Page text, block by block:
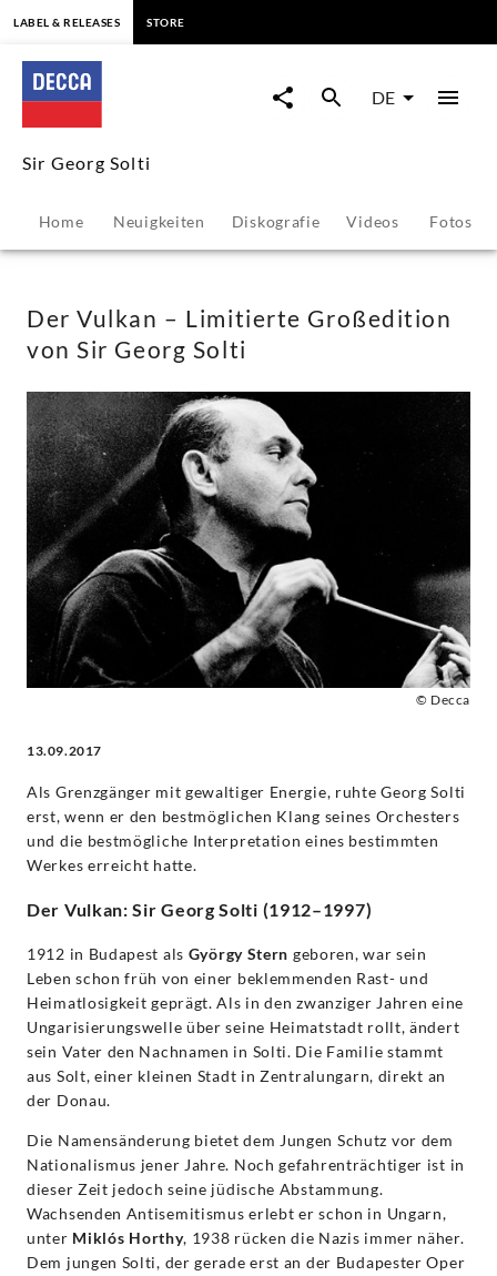
Der
Vulkan
Limitierte
Großedition
von
Sir
Georg
Solti
Sir
Georg
Solti
Decca
Classics
LABEL & RELEASES STORE
DE
Sir Georg Solti
Home Neuigkeiten Diskografie Videos Fotos
Der Vulkan – Limitierte Großedition
von Sir Georg Solti
© Decca
13.09.2017
Als Grenzgänger mit gewaltiger Energie, ruhte Georg Solti
erst, wenn er den bestmöglichen Klang seines Orchesters
und die bestmögliche Interpretation eines bestimmten
Werkes erreicht hatte.
Der Vulkan: Sir Georg Solti (1912–1997)
1912 in Budapest als György Stern geboren, war sein
Leben schon früh von einer beklemmenden Rast- und
Heimatlosigkeit geprägt. Als in den zwanziger Jahren eine
Ungarisierungswelle über seine Heimatstadt rollt, ändert
sein Vater den Nachnamen in Solti. Die Familie stammt
aus Solt, einer kleinen Stadt in Zentralungarn, direkt an
der Donau.
Die Namensänderung bietet dem Jungen Schutz vor dem
Nationalismus jener Jahre. Noch gefahrenträchtiger ist in
dieser Zeit jedoch seine jüdische Abstammung.
Wachsenden Antisemitismus erlebt er schon in Ungarn,
unter Miklós Horthy, 1938 rücken die Nazis immer näher.
Dem jungen Solti, der gerade erst an der Budapester Oper